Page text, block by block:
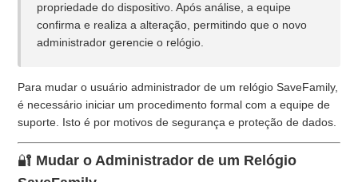
O que são as "Zonas de Segurança"?
Como funciona o botão de emergência (SOS)?
O que são os contactos "Agenda Antispam"?
propriedade do dispositivo. Após análise, a equipe
confirma e realiza a alteração, permitindo que o novo
administrador gerencie o relógio.
Para mudar o usuário administrador de um relógio SaveFamily,
é necessário iniciar um procedimento formal com a equipe de
suporte. Isto é por motivos de segurança e proteção de dados.
🔐 Mudar o Administrador de um Relógio